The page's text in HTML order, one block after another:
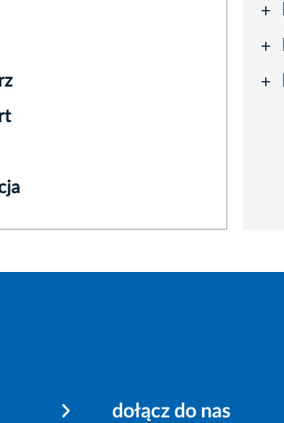
+
+
+
dołącz do nas